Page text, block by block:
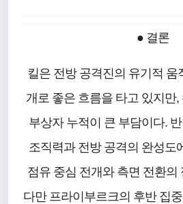
● 결론
킬은 전방 공격진의 유기적 움
개로 좋은 흐름을 타고 있지만
부상자 누적이 큰 부담이다.
조직력과 전방 공격의 완성도
점유 중심 전개와 측면 전환의
다만 프라이부르크의 후반 집